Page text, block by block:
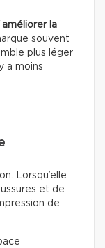
améliorer la
souvent
plus léger
a moins
Lorsqu’elle
et de
de